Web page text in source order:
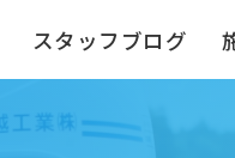
スタッフブログ